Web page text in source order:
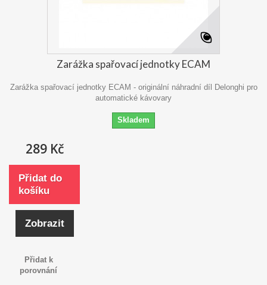
Zarážka spařovací jednotky ECAM
Zarážka spařovací jednotky ECAM - originální náhradní díl Delonghi pro
automatické kávovary
Skladem
289 Kč
Přidat do
košíku
Zobrazit
Přidat k
porovnání